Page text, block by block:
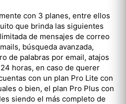
con 3 planes, entre ellos
que brinda las siguientes
de mensajes de correo
búsqueda avanzada,
de palabras por email, atajos
horas, en caso de querer
con un plan Pro Lite con
o bien, el plan Pro Plus con
siendo el más completo de